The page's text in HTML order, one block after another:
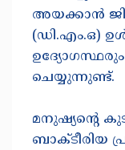
അയക്കാൻ
(ഡി.എം.ഒ)
ചെയ്യുന്നുണ്ട്.
​മനുഷ്യന്റെ
ബാക്ടീരിയ